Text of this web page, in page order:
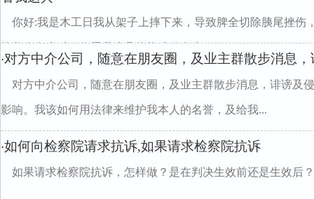
你好:我是木工日我从架子上摔下来，导致脾全切除胰尾挫伤
抢救个多小时。你看我这具体能赔偿多少divclass...
·对方中介公司，随意在朋友圈，及业主群散步消息
对方中介公司，随意在朋友圈，及业主群散步消息，诽谤及
影响。我该如何用法律来维护我本人的名誉，及给我...
·如何向检察院请求抗诉,如果请求检察院抗诉
如果请求检察院抗诉，怎样做？是在判决生效前还是生效后